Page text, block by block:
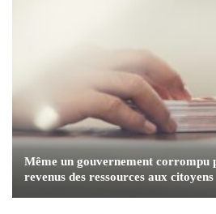
Même un gouvernement corrompu
revenus des ressources aux citoyens